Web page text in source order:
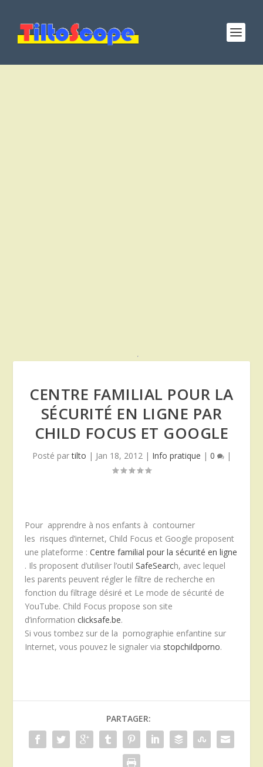
CENTRE FAMILIAL POUR LA
SÉCURITÉ EN LIGNE PAR
CHILD FOCUS ET GOOGLE
Posté partilto | Jan 18, 2012| Info pratique | 0 |
Pour apprendre à nos enfants à contourner
les risques d’internet, Child Focus et Google proposent
une plateforme :Centre familial pour la sécurité en ligne
. Ils proposent d’utiliser l’outilSafeSearch, avec lequel
les parents peuvent régler le filtre de recherche en
fonction du filtrage désiré et Le mode de sécurité de
YouTube. Child Focus propose son site
d’informationclicksafe.be.
Si vous tombez sur de la pornographie enfantine sur
Internet, vous pouvez le signaler via stopchildporno.
PARTAGER: